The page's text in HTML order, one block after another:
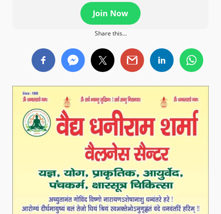
Join Now
Share this...